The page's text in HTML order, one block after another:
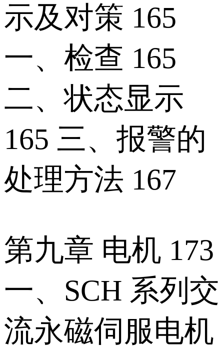
示及对策 165
一、检查 165
二、状态显示
165 三、报警的
处理方法 167
第九章 电机 173
一、SCH 系列交
流永磁伺服电机